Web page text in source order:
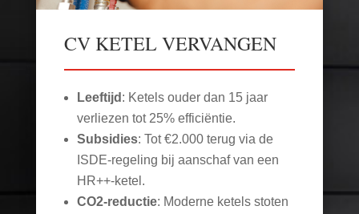
CV KETEL VERVANGEN
Leeftijd : Ketels ouder dan 15 jaar
verliezen tot 25% efficiëntie.
Subsidies: Tot €2.000 terug via de
ISDE-regeling bij aanschaf van een
HR++-ketel.
CO2-reductie: Moderne ketels stoten